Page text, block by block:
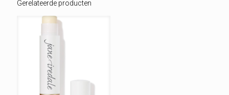
Gerelateerde producten